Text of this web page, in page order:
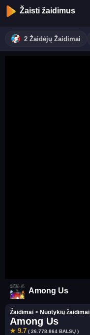
Žaisti žaidimus
2 Žaidėjų Žaidimai
Among Us
Žaidimai > Nuotykių žaidimai
Among Us
★ 9.7 ( 26.778.864 BALSŲ )